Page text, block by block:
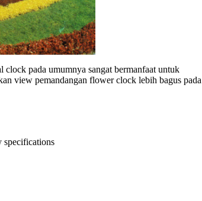
clock pada umumnya sangat bermanfaat untuk
view pemandangan flower clock lebih bagus pada
specifications